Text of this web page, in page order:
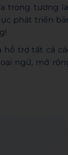
trong tương
phát triển
hỗ trợ tất cả
ngữ, mở